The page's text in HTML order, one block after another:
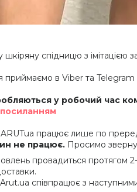
спідницю з
приймаємо в Viber та Telegram
у робочий час
ARUTua працює лише по
не працює. Просимо
провадиться протягом
Arut.ua співпрацює з